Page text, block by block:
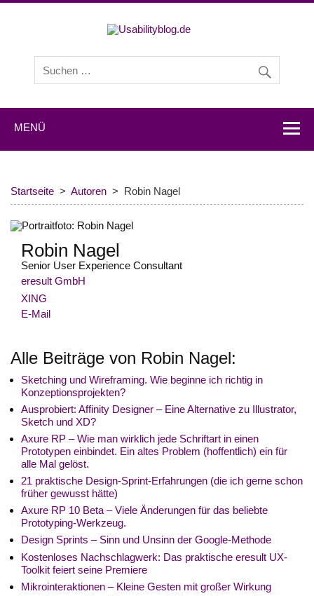
Experten zu den Themen Usability und User Experience.
MENÜ
Startseite Autoren Robin Nagel
Robin Nagel
Senior User Experience Consultant
eresult GmbH
XING
E-Mail
Alle Beiträge von Robin Nagel:
Sketching und Wireframing. Wie beginne ich richtig in
Konzeptionsprojekten?
Ausprobiert: Affinity Designer – Eine Alternative zu Illustrator,
Sketch und XD?
Axure RP – Wie man wirklich jede Schriftart in einen
Prototypen einbindet. Ein altes Problem (hoffentlich) ein für
alle Mal gelöst.
21 praktische Design-Sprint-Erfahrungen (die ich gerne schon
früher gewusst hätte)
Axure RP 10 Beta – Viele Änderungen für das beliebte
Prototyping-Werkzeug.
Design Sprints – Sinn und Unsinn der Google-Methode
Kostenloses Nachschlagwerk: Das praktische eresult UX-
Toolkit feiert seine Premiere
Mikrointeraktionen – Kleine Gesten mit großer Wirkung